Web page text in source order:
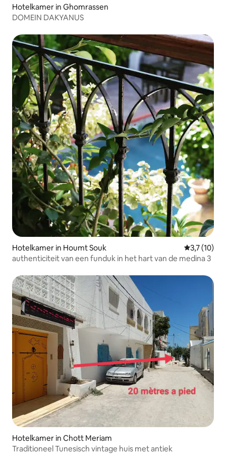
Hotelkamer in Ghomrassen
DOMEIN DAKYANUS
Hotelkamer in Houmt Souk
3,7 (10)
authenticiteit van een funduk in het hart van de medina 3
Hotelkamer in Chott Meriam
Traditioneel Tunesisch vintage huis met antiek